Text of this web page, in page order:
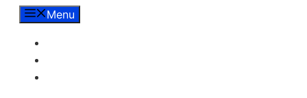
LangsungMenu